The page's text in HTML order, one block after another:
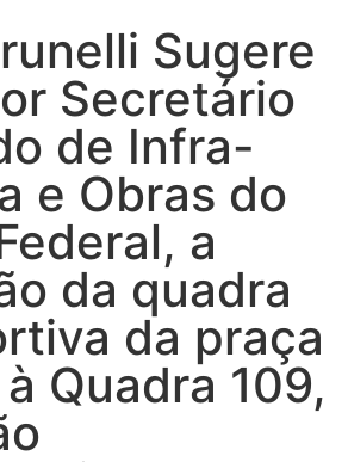
Sugere
Secretário
de Infra-
e Obras do
a
da quadra
da praça
Quadra 109,